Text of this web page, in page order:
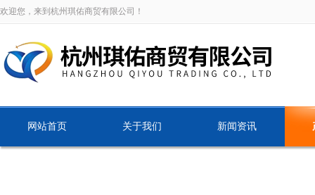
欢迎您，来到杭州琪佑商贸有限公司！
网站首页 关于我们 新闻资讯